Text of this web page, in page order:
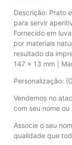
Descrição: Prato
para servir
Fornecido em
por materiais
resultado da
147 x 13 mm |
Personalização:
Vendemos no
com seu nome ou
Associe o seu
qualidade que